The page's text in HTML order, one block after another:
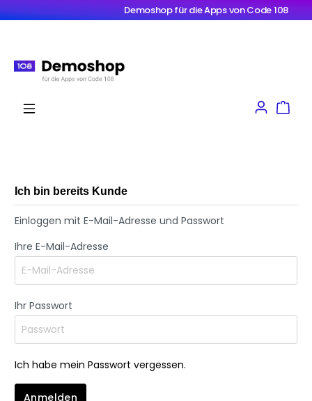
Demoshop für die Apps von Code 108
Ich bin bereits Kunde
Einloggen mit E-Mail-Adresse und Passwort
Ihre E-Mail-Adresse
Ihr Passwort
Ich habe mein Passwort vergessen.
Anmelden